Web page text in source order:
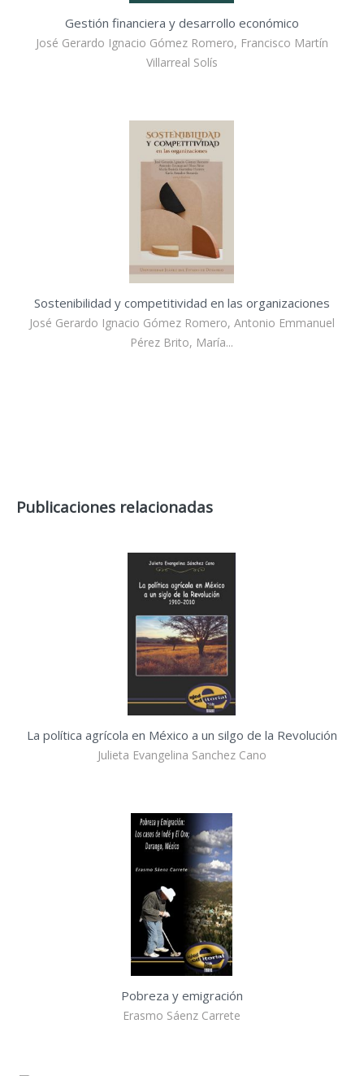
Gestión financiera y desarrollo económico
José Gerardo Ignacio Gómez Romero, Francisco Martín
Villarreal Solís
Sostenibilidad y competitividad en las organizaciones
José Gerardo Ignacio Gómez Romero, Antonio Emmanuel
Pérez Brito, María...
Publicaciones relacionadas
La política agrícola en México a un silgo de la Revolución
Julieta Evangelina Sanchez Cano
Pobreza y emigración
Erasmo Sáenz Carrete